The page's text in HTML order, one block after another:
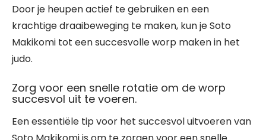
Door je heupen actief te gebruiken en een
krachtige draaibeweging te maken, kun je Soto
Makikomi tot een succesvolle worp maken in het
judo.
Zorg voor een snelle rotatie om de worp
succesvol uit te voeren.
Een essentiële tip voor het succesvol uitvoeren van